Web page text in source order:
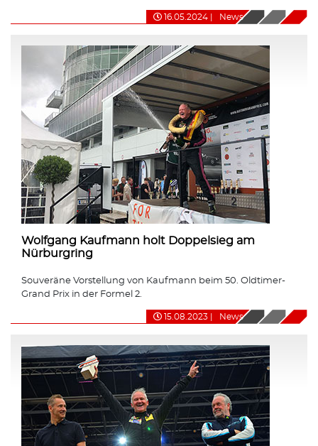
16.05.2024 News
Wolfgang Kaufmann holt Doppelsieg am
Nürburgring
Souveräne Vorstellung von Kaufmann beim 50. Oldtimer-
Grand Prix in der Formel 2.
15.08.2023 News